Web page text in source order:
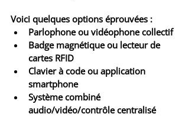
Voici quelques options éprouvées :
Parlophone ou vidéophone collectif
Badge magnétique ou lecteur de
cartes RFID
Clavier à code ou application
smartphone
Système combiné
audio/vidéo/contrôle centralisé